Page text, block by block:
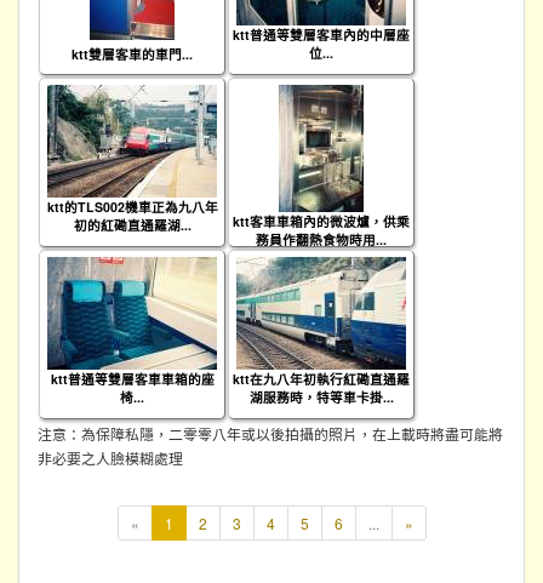
ktt雙層客車的車門...
ktt普通等雙層客車內的中層座
位...
ktt的TLS002機車正為九八年
初的紅磡直通羅湖...
ktt客車車箱內的微波爐，供乘
務員作翻熱食物時用...
ktt普通等雙層客車車箱的座
椅...
ktt在九八年初執行紅磡直通羅
湖服務時，特等車卡掛...
注意：為保障私隱，二零零八年或以後拍攝的照片，在上載時將盡可能將
非必要之人臉模糊處理
« 1
頁
2 3 4 5 6 ... »